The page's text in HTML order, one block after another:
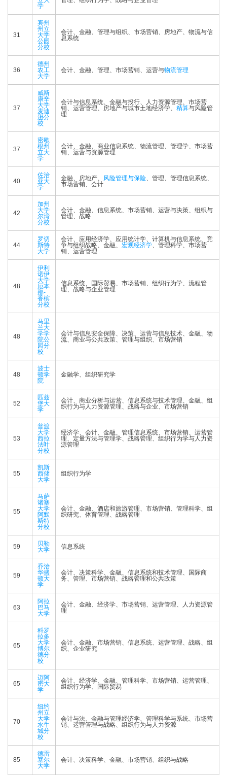
学
31
宾州
州立
大学
公园
分校
会计、金融、管理与组织、市场营销、房地产、物流与信
息系统
36
德州
农工
大学
会计、金融、管理、市场营销、运营与物流管理
37
威斯
康辛
大学
麦迪
逊分
校
会计与信息系统、金融与投行、人力资源管理、市场营
销、运营管理、房地产与城市土地经济学、 精算与风险管
理
37
密歇
根州
立大
学
会计、金融、商业信息系统、物流管理、管理学、市场营
销、运营与资源管理
40
佐治
亚大
学
金融、房地产、 风险管理与保险、管理、管理信息系统、
市场营销、会计
42
加州
大学
尔湾
分校
会计、金融、信息系统、市场营销、运营与决策、组织与
管理、战略
44
罗切
斯特
大学
会计、应用经济学、应用统计学、计算机与信息系统、竞
争与组织战略、金融、 宏观经济学、管理科学、市场营
销、运营管理
48
伊利
诺伊
大学
厄本
那-
香槟
分校
信息系统、国际贸易、市场营销、组织行为学、流程管
理、战略与企业管理
48
马里
兰大
学学
院公
园分
校
会计与信息安全保障、决策、运营与信息技术、金融、物
流、商业与公共政策、管理与组织、市场营销
48
波士
顿学
院
金融学、组织研究学
52
匹兹
堡大
学
会计、商业分析与运营、信息系统与技术管理、金融、组
织行为与人力资源管理、战略与企业、市场营销
53
普渡
大学
西拉
法叶
分校
经济学、会计、金融、管理信息系统、市场营销、运营管
理、定量方法与管理学、战略管理、组织行为学与人力资
源管理
55
凯斯
西储
大学
组织行为学
55
马萨
诸塞
大学
阿默
斯特
分校
会计、金融、酒店和旅游管理、市场营销、管理科学、组
织研究、体育管理、战略管理
59
贝勒
大学
信息系统
59
乔治
华盛
顿大
学
会计、决策科学、金融、信息系统和技术管理、国际商
务、管理、市场营销、战略管理和公共政策
63
阿拉
巴马
大学
会计、金融、经济学、市场营销、运营管理、人力资源管
理
65
科罗
拉多
大学
博尔
德分
校
会计、金融、市场营销、信息系统、运营管理、战略、组
织、企业研究
65
迈阿
密大
学
会计、经济学、金融、管理科学、市场营销、运营管理、
组织行为学、国际贸易
70
纽约
州立
大学
水牛
城分
校
会计与法、金融与管理经济学、管理科学与系统、市场营
销、运营管理与战略、组织行为与人力资源
85
德雷
塞尔
大学
会计、决策科学、金融、市场营销、组织与战略